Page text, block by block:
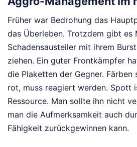
Früher war Bedrohung das
das Überleben. Trotzdem gibt es
Schadensausteiler mit ihrem
ziehen. Ein guter Frontkämpfer
die Plaketten der Gegner. Färben
rot, muss reagiert werden. Spott
Ressource. Man sollte ihn nicht
man die Aufmerksamkeit auch
Fähigkeit zurückgewinnen kann.